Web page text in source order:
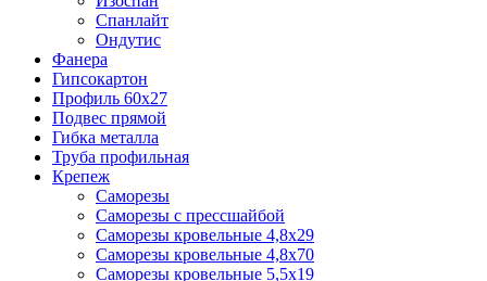
Спанлайт
Ондутис
Фанера
Гипсокартон
Профиль 60х27
Подвес прямой
Гибка металла
Труба профильная
Крепеж
Саморезы
Саморезы с прессшайбой
Саморезы кровельные 4,8х29
Саморезы кровельные 4,8х70
Саморезы кровельные 5,5х19